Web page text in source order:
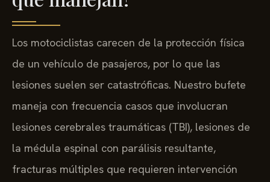
Los motociclistas carecen de la protección física
de un vehículo de pasajeros, por lo que las
lesiones suelen ser catastróficas. Nuestro bufete
maneja con frecuencia casos que involucran
lesiones cerebrales traumáticas (TBI), lesiones de
la médula espinal con parálisis resultante,
fracturas múltiples que requieren intervención